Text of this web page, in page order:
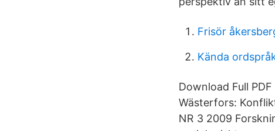
Frisör
Kända
Download Full
Wästerfors:
NR 3 2009